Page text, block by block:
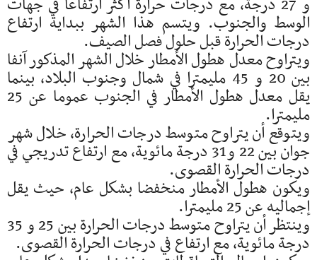
الوسط والجنوب. ويتسم هذا الشهر ببداية ارتفاع
درجات الحرارة قبل حلول فصل الصيف.
ويتراوح معدل هطول الأمطار خلال الشهر المذكور آنفا
بين 20 و 45 مليمترا في شمال وجنوب البلاد، بينما
يقل معدل هطول الأمطار في الجنوب عموما عن 25
مليمترا.
ويتوقع أن يتراوح متوسط درجات الحرارة، خلال شهر
جوان بين 22 و31 درجة مائوية، مع ارتفاع تدريجي في
درجات الحرارة القصوى.
ويكون هطول الأمطار منخفضا بشكل عام، حيث يقل
إجماليه عن 25 مليمترا.
وينتظر أن يتراوح متوسط درجات الحرارة بين 25 و 35
درجة مائوية، مع ارتفاع في درجات الحرارة القصوى.